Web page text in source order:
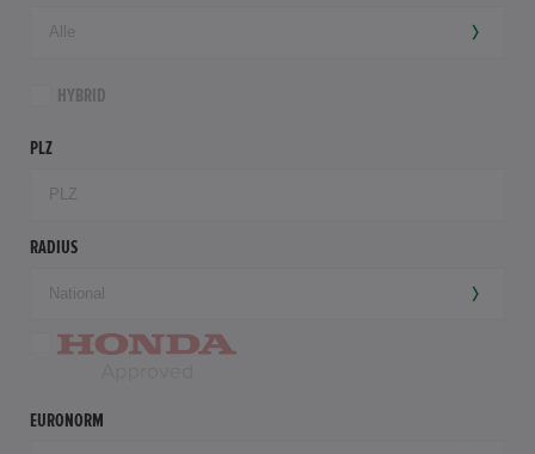
HYBRID
PLZ
RADIUS
EURONORM